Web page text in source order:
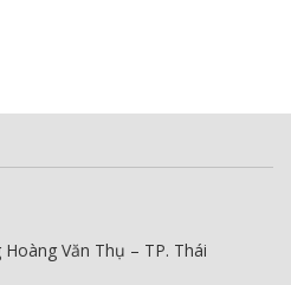
Văn Thụ – TP. Thái